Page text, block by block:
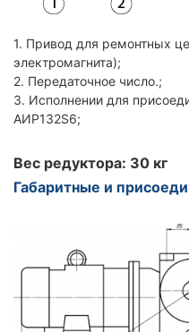
1. Привод для ремонтных
электромагнита);
2. Передаточное число.;
3. Исполнении для
АИР132S6;
Вес редуктора: 30 кг
Габаритные и